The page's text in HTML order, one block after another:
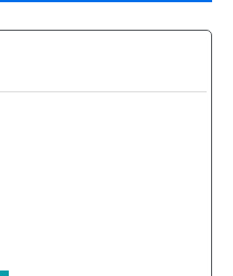
of 40 Selected